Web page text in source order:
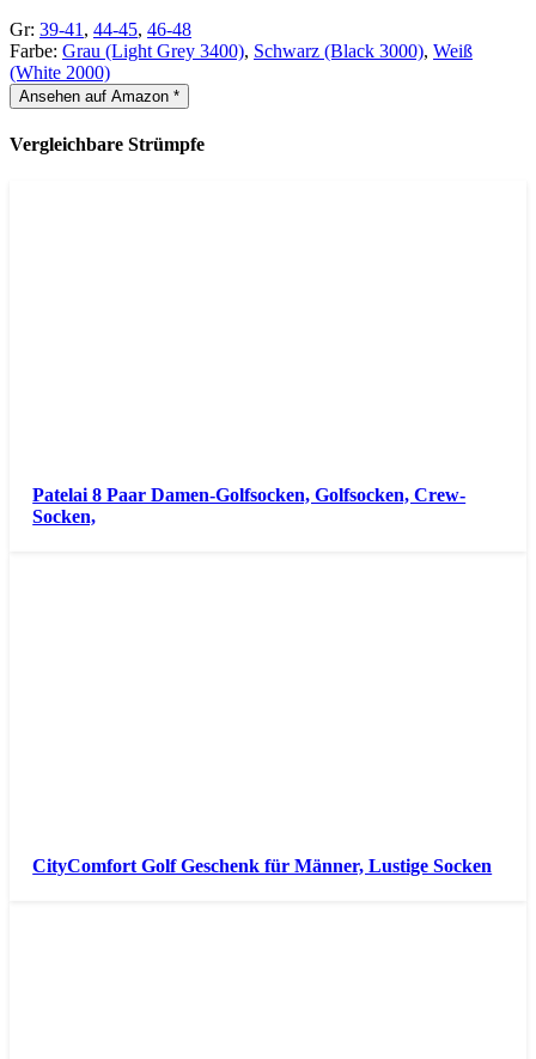
Gr: 39-41 , 44-45, 46-48
Farbe: Grau (Light Grey 3400), Schwarz (Black 3000), Weiß
(White 2000)
Ansehen auf Amazon *
Vergleichbare Strümpfe
Patelai 8 Paar Damen-Golfsocken, Golfsocken, Crew-
Socken,
CityComfort Golf Geschenk für Männer, Lustige Socken